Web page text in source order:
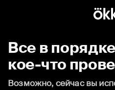
Все в
кое-что
Возможно, сейчас вы